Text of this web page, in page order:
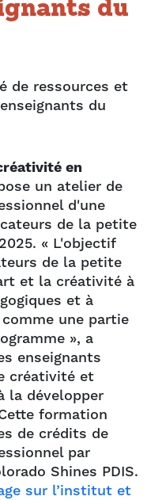
du
de ressources et
du
en
un atelier de
d'une
de la petite
« L'objectif
de la petite
et la créativité à
et à
une partie
», a
enseignants
créativité et
la développer
formation
de crédits de
par
Shines PDIS.
sur l’institut et